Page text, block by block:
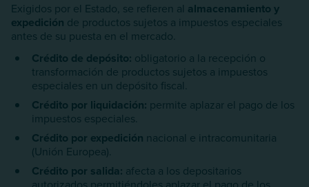
Exigidos por el Estado, se refieren al almacenamiento y
expedición de productos sujetos a impuestos especiales
antes de su puesta en el mercado.
Crédito de depósito: obligatorio a la recepción o
transformación de productos sujetos a impuestos
especiales en un depósito fiscal.
Crédito por liquidación: permite aplazar el pago de los
impuestos especiales.
Crédito por expedición nacional e intracomunitaria
(Unión Europea).
Crédito por salida: afecta a los depositarios